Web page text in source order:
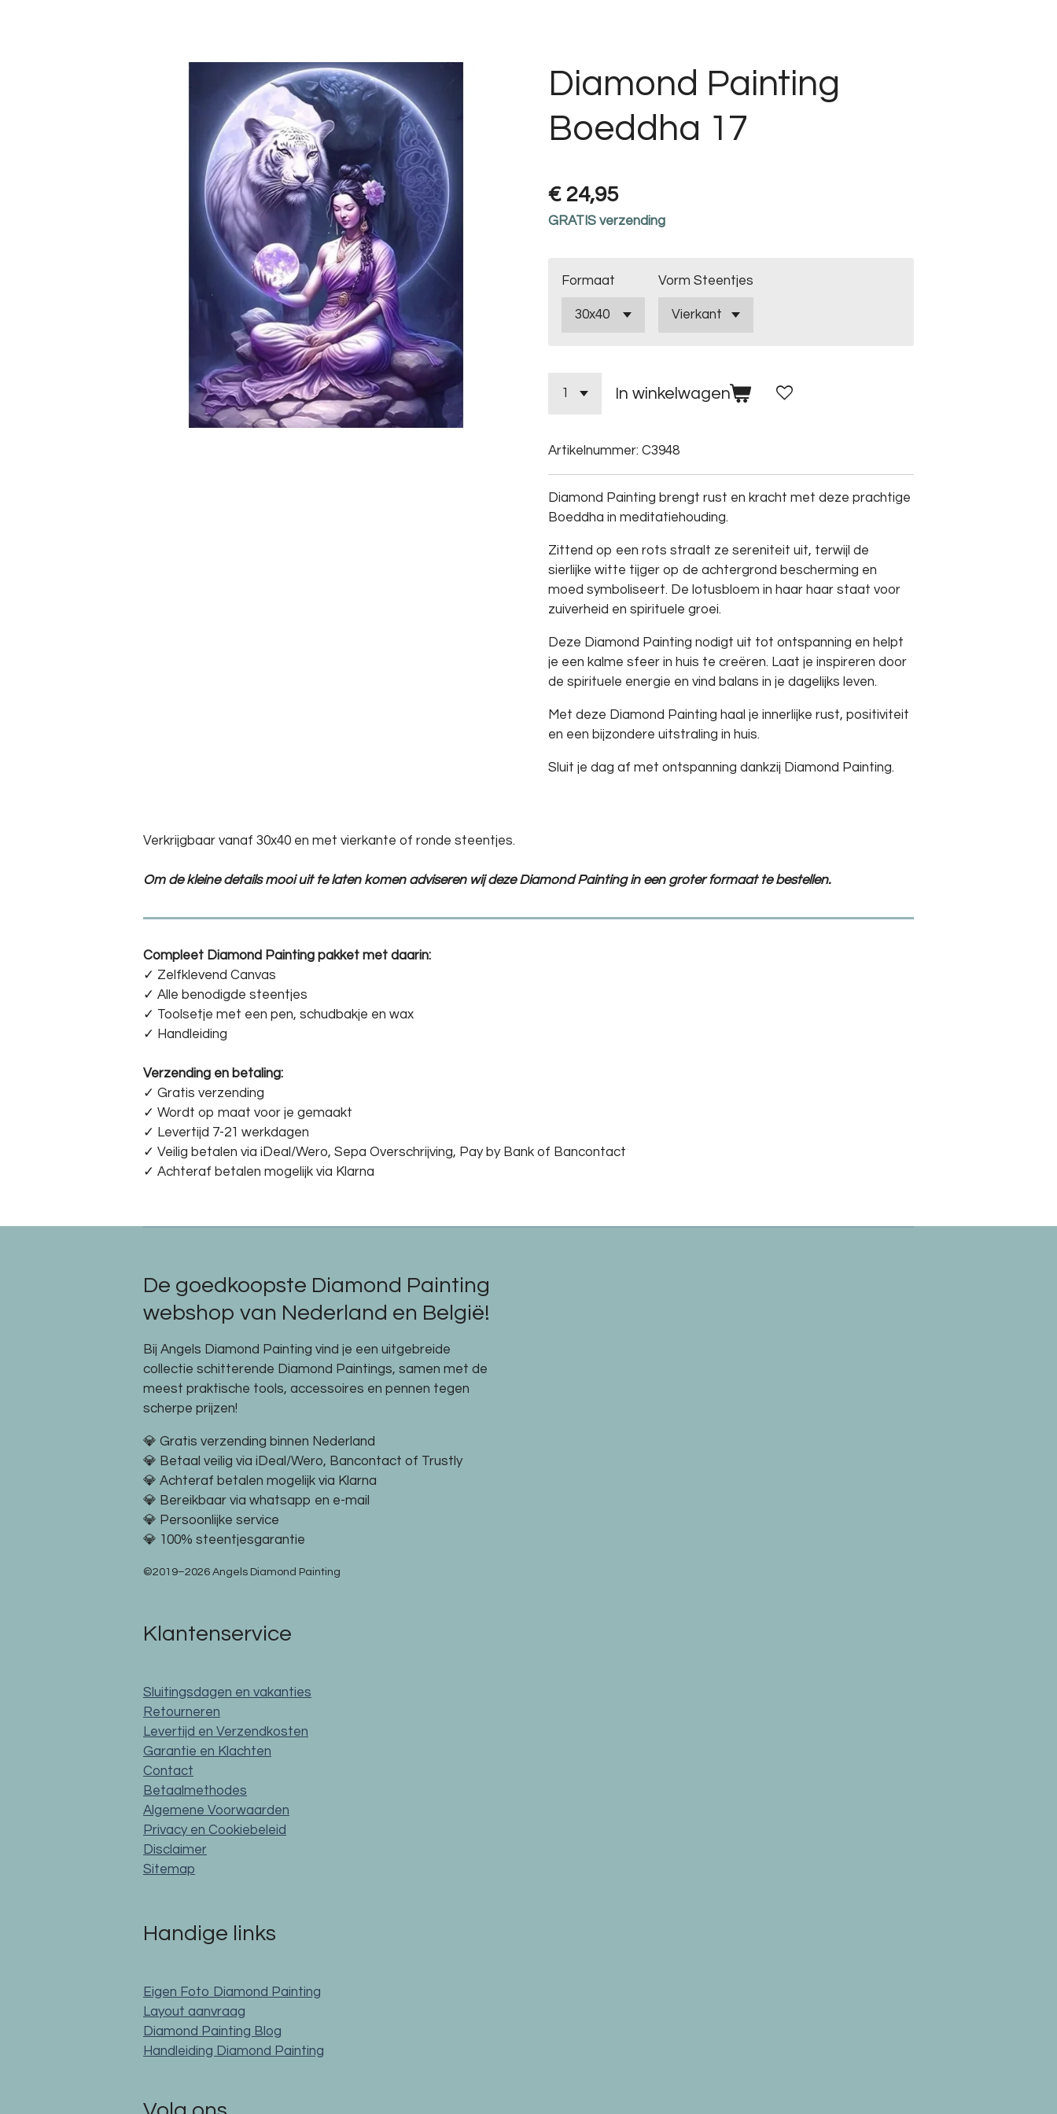
Diamond Painting
Boeddha 17
€ 24,95
GRATIS verzending
Formaat Vorm Steentjes
In winkelwagen
Artikelnummer: C3948
Diamond Painting brengt rust en kracht met deze prachtige
Boeddha in meditatiehouding.
Zittend op een rots straalt ze sereniteit uit, terwijl de
sierlijke witte tijger op de achtergrond bescherming en
moed symboliseert. De lotusbloem in haar haar staat voor
zuiverheid en spirituele groei.
Deze Diamond Painting nodigt uit tot ontspanning en helpt
je een kalme sfeer in huis te creëren. Laat je inspireren door
de spirituele energie en vind balans in je dagelijks leven.
Met deze Diamond Painting haal je innerlijke rust, positiviteit
en een bijzondere uitstraling in huis.
Sluit je dag af met ontspanning dankzij Diamond Painting.
Verkrijgbaar vanaf 30x40 en met vierkante of ronde steentjes.
Om de kleine details mooi uit te laten komen adviseren wij deze Diamond Painting in een groter formaat te bestellen.
Compleet Diamond Painting pakket met daarin:
✓ Zelfklevend Canvas
✓ Alle benodigde steentjes
✓ Toolsetje met een pen, schudbakje en wax
✓ Handleiding
Verzending en betaling:
✓ Gratis verzending
✓ Wordt op maat voor je gemaakt
✓ Levertijd 7-21 werkdagen
✓ Veilig betalen via iDeal/Wero, Sepa Overschrijving, Pay by Bank of Bancontact
✓ Achteraf betalen mogelijk via Klarna
De goedkoopste Diamond Painting
webshop van Nederland en België!
Bij Angels Diamond Painting vind je een uitgebreide
collectie schitterende Diamond Paintings, samen met de
meest praktische tools, accessoires en pennen tegen
scherpe prijzen!
💎 Gratis verzending binnen Nederland
💎 Betaal veilig via iDeal/Wero, Bancontact of Trustly
💎 Achteraf betalen mogelijk via Klarna
💎 Bereikbaar via whatsapp en e-mail
💎 Persoonlijke service
💎 100% steentjesgarantie
©2019–2026 Angels Diamond Painting
Klantenservice
Sluitingsdagen en vakanties
Retourneren
Levertijd en Verzendkosten
Garantie en Klachten
Contact
Betaalmethodes
Algemene Voorwaarden
Privacy en Cookiebeleid
Disclaimer
Sitemap
Handige links
Eigen Foto Diamond Painting
Layout aanvraag
Diamond Painting Blog
Handleiding Diamond Painting